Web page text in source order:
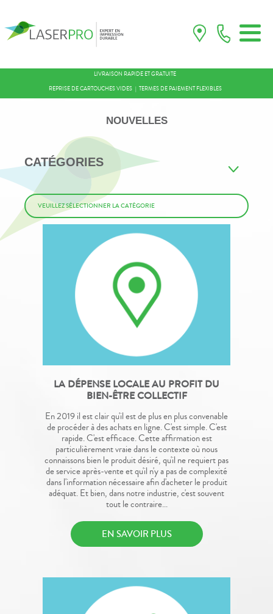
LIVRAISON RAPIDE ET GRATUITE
REPRISE DE CARTOUCHES VIDES
TERMES DE PAIEMENT FLEXIBLES
NOUVELLES
CATÉGORIES
LA DÉPENSE LOCALE AU PROFIT DU
BIEN-ÊTRE COLLECTIF
En 2019 il est clair qu'il est de plus en plus convenable
de procéder à des achats en ligne. C'est simple. C'est
rapide. C'est efficace. Cette affirmation est
particulièrement vraie dans le contexte où nous
connaissons bien le produit désiré, qu'il ne requiert pas
de service après-vente et qu'il n'y a pas de complexité
dans l'information nécessaire afin d'acheter le produit
adéquat. Et bien, dans notre industrie, c'est souvent
tout le contraire...
EN SAVOIR PLUS